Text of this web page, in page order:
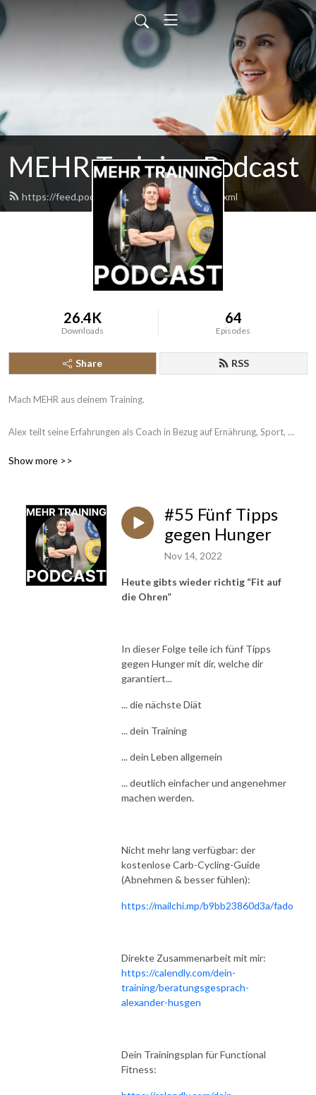
MEHR Training Podcast
https://feed.podbean.com/mehrtraining/feed.xml
26.4K
Downloads
64
Episodes
Share RSS
Mach MEHR aus deinem Training.
Alex teilt seine Erfahrungen als Coach in Bezug auf Ernährung, Sport,
Kostenloser Mobility-Selbsttest:
https://dashboard.coachrx.app/programs/sales/44636
Show more >>
#55 Fünf Tipps
gegen Hunger
Nov 14, 2022
Heute gibts wieder richtig “Fit auf
die Ohren”
In dieser Folge teile ich fünf Tipps
gegen Hunger mit dir, welche dir
garantiert...
... die nächste Diät
... dein Training
... dein Leben allgemein
... deutlich einfacher und angenehmer
machen werden.
Nicht mehr lang verfügbar: der
kostenlose Carb-Cycling-Guide
(Abnehmen & besser fühlen):
https://mailchi.mp/b9bb23860d3a/fado
Direkte Zusammenarbeit mit mir:
https://calendly.com/dein-
training/beratungsgesprach-
alexander-husgen
Dein Trainingsplan für Functional
Fitness: